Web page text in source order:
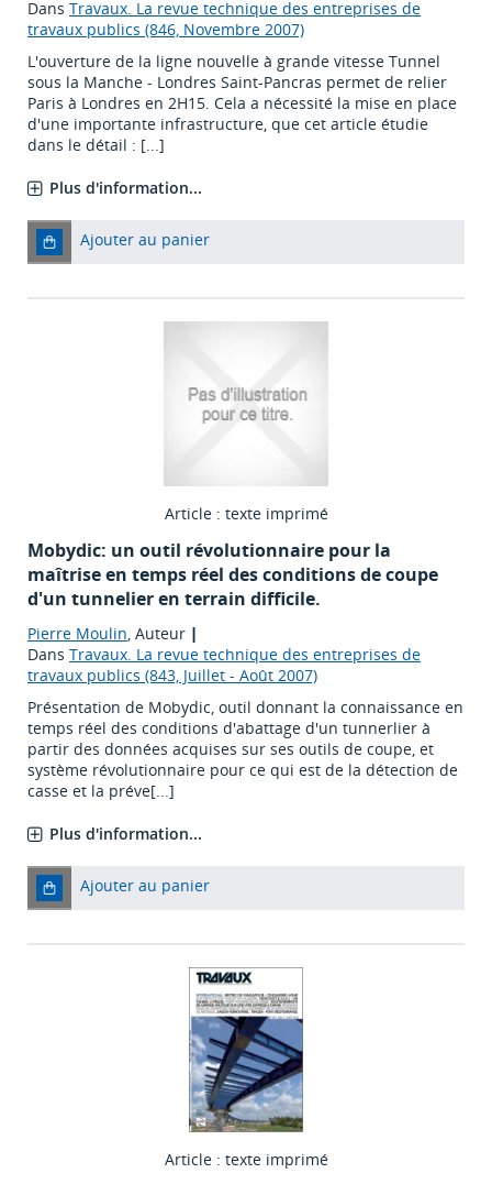
Dans Travaux. La revue technique des entreprises de
travaux publics (846, Novembre 2007)
L'ouverture de la ligne nouvelle à grande vitesse Tunnel
sous la Manche - Londres Saint-Pancras permet de relier
Paris à Londres en 2H15. Cela a nécessité la mise en place
d'une importante infrastructure, que cet article étudie
dans le détail : [...]
Plus d'information...
Ajouter au panier
Article : texte imprimé
Mobydic: un outil révolutionnaire pour la
maîtrise en temps réel des conditions de coupe
d'un tunnelier en terrain difficile.
Pierre Moulin, Auteur |
Dans Travaux. La revue technique des entreprises de
travaux publics (843, Juillet - Août 2007)
Présentation de Mobydic, outil donnant la connaissance en
temps réel des conditions d'abattage d'un tunnerlier à
partir des données acquises sur ses outils de coupe, et
système révolutionnaire pour ce qui est de la détection de
casse et la préve[...]
Plus d'information...
Ajouter au panier
Article : texte imprimé